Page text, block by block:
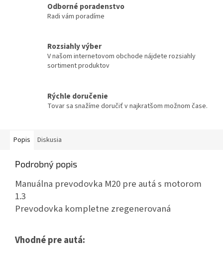
Odborné poradenstvo
Radi vám poradíme
Rozsiahly výber
V našom internetovom obchode nájdete rozsiahly
sortiment produktov
Rýchle doručenie
Tovar sa snažíme doručiť v najkratšom možnom čase.
Popis Diskusia
Podrobný popis
Manuálna prevodovka M20 pre autá s motorom
1.3
Prevodovka kompletne zregenerovaná
Vhodné pre autá: